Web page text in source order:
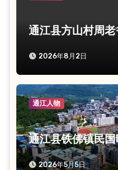
通江县方山村周
2026年8月2日
通江人物
通江县铁佛镇民
2026年5月5日